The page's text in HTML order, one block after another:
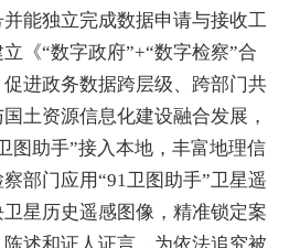
能独立完成数据申请与接收工
《“数字政府”+“数字检察”合
进政务数据跨层级、跨部门共
土资源信息化建设融合发展，
图助手”接入本地，丰富地理信
部门应用“91卫图助手”卫星遥
星历史遥感图像，精准锁定案